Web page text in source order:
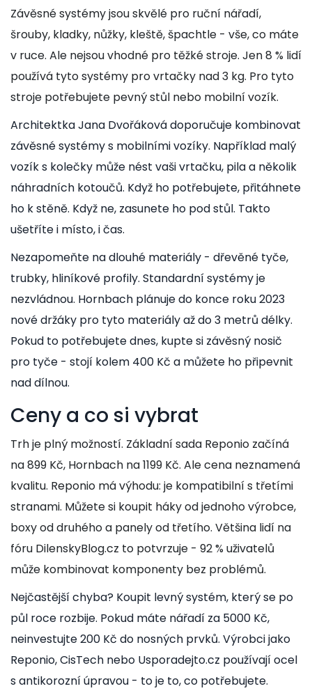
Závěsné systémy jsou skvělé pro ruční nářadí,
šrouby, kladky, nůžky, kleště, špachtle - vše, co máte
v ruce. Ale nejsou vhodné pro těžké stroje. Jen 8 % lidí
používá tyto systémy pro vrtačky nad 3 kg. Pro tyto
stroje potřebujete pevný stůl nebo mobilní vozík.
Architektka Jana Dvořáková doporučuje kombinovat
závěsné systémy s mobilními vozíky. Například malý
vozík s kolečky může nést vaši vrtačku, pila a několik
náhradních kotoučů. Když ho potřebujete, přitáhnete
ho k stěně. Když ne, zasunete ho pod stůl. Takto
ušetříte i místo, i čas.
Nezapomeňte na dlouhé materiály - dřevěné tyče,
trubky, hliníkové profily. Standardní systémy je
nezvládnou. Hornbach plánuje do konce roku 2023
nové držáky pro tyto materiály až do 3 metrů délky.
Pokud to potřebujete dnes, kupte si závěsný nosič
pro tyče - stojí kolem 400 Kč a můžete ho připevnit
nad dílnou.
Ceny a co si vybrat
Trh je plný možností. Základní sada Reponio začíná
na 899 Kč, Hornbach na 1199 Kč. Ale cena neznamená
kvalitu. Reponio má výhodu: je kompatibilní s třetími
stranami. Můžete si koupit háky od jednoho výrobce,
boxy od druhého a panely od třetího. Většina lidí na
fóru DilenskyBlog.cz to potvrzuje - 92 % uživatelů
může kombinovat komponenty bez problémů.
Nejčastější chyba? Koupit levný systém, který se po
půl roce rozbije. Pokud máte nářadí za 5000 Kč,
neinvestujte 200 Kč do nosných prvků. Výrobci jako
Reponio, CisTech nebo Usporadejto.cz používají ocel
s antikorozní úpravou - to je to, co potřebujete.